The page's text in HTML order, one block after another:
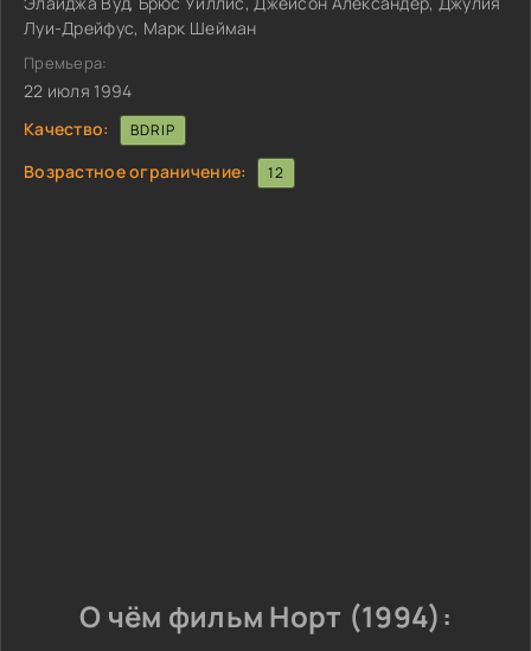
Луи-Дрейфус, Марк Шейман
Премьера:
22 июля 1994
Качество:
BDRIP
Возрастное ограничение: 12
О чём фильм Норт (1994):